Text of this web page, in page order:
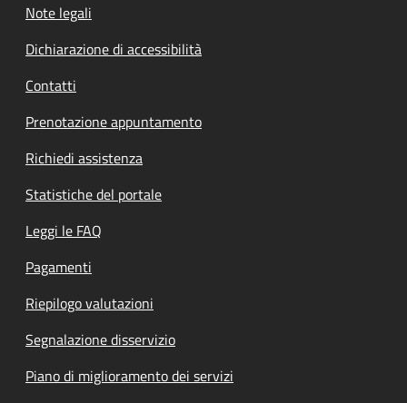
Note legali
Dichiarazione di accessibilità
Contatti
Prenotazione appuntamento
Richiedi assistenza
Statistiche del portale
Leggi le FAQ
Pagamenti
Riepilogo valutazioni
Segnalazione disservizio
Piano di miglioramento dei servizi